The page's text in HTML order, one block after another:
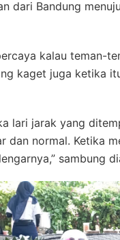
dari Bandung
kalau teman-
kaget juga ketika
lari jarak yang
dan normal. Ketika
sambung